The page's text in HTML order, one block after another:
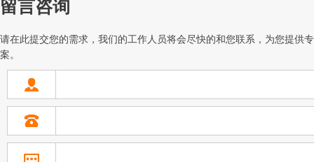
留言咨询
请在此提交您的需求，我们的工作人员将会尽快的和您联系，为您提供
案。